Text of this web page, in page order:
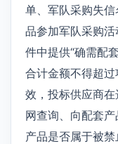
单、军队采购失
品参加军队采购
件中提供“确需配
合计金额不得超
效，投标供应商
网查询、向配套
产品是否属于被